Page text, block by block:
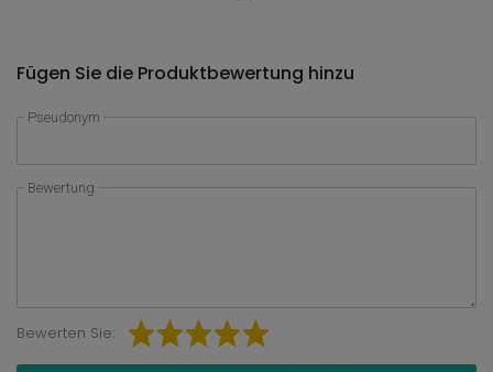
Fügen Sie die Produktbewertung hinzu
Pseudonym
Bewertung
Bewerten Sie: